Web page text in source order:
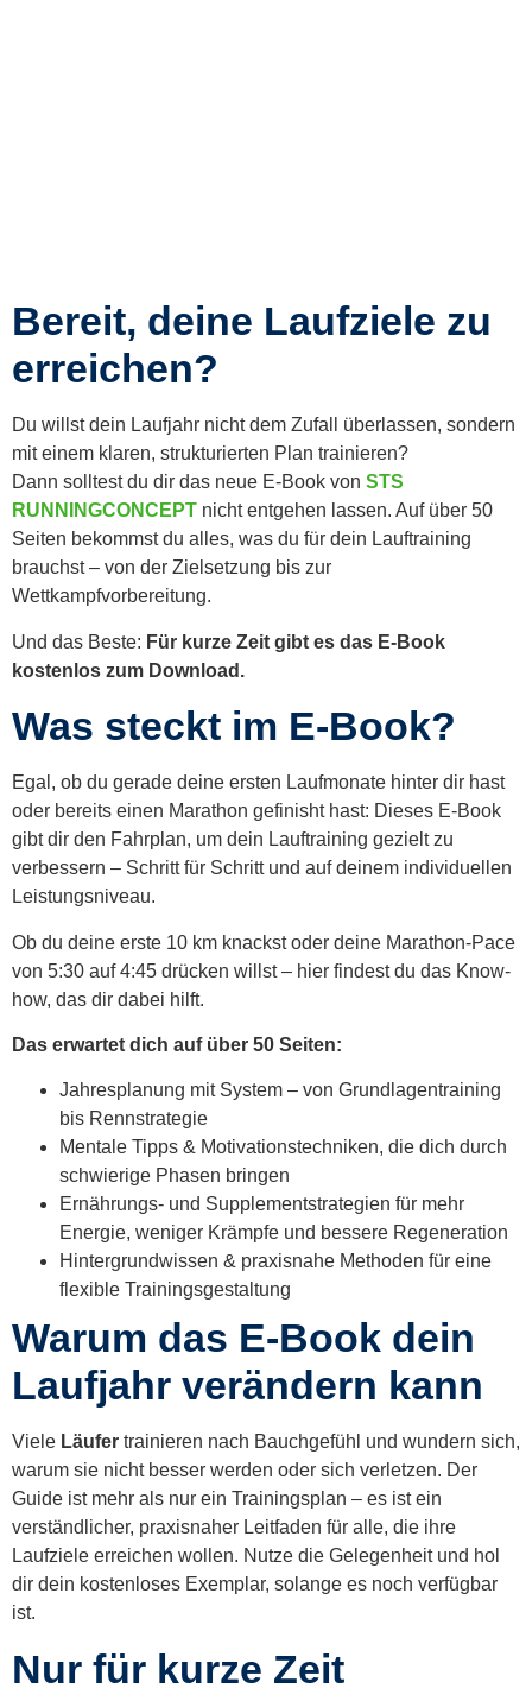
Bereit, deine Laufziele zu
erreichen?
Du willst dein Laufjahr nicht dem Zufall überlassen, sondern
mit einem klaren, strukturierten Plan trainieren?
Dann solltest du dir das neue E-Book von STS
RUNNINGCONCEPT nicht entgehen lassen. Auf über 50
Seiten bekommst du alles, was du für dein Lauftraining
brauchst – von der Zielsetzung bis zur
Wettkampfvorbereitung.
Und das Beste: Für kurze Zeit gibt es das E-Book
kostenlos zum Download.
Was steckt im E-Book?
Egal, ob du gerade deine ersten Laufmonate hinter dir hast
oder bereits einen Marathon gefinisht hast: Dieses E-Book
gibt dir den Fahrplan, um dein Lauftraining gezielt zu
verbessern – Schritt für Schritt und auf deinem individuellen
Leistungsniveau.
Ob du deine erste 10 km knackst oder deine Marathon-Pace
von 5:30 auf 4:45 drücken willst – hier findest du das Know-
how, das dir dabei hilft.
Das erwartet dich auf über 50 Seiten:
Jahresplanung mit System – von Grundlagentraining
bis Rennstrategie
Mentale Tipps & Motivationstechniken, die dich durch
schwierige Phasen bringen
Ernährungs- und Supplementstrategien für mehr
Energie, weniger Krämpfe und bessere Regeneration
Hintergrundwissen & praxisnahe Methoden für eine
flexible Trainingsgestaltung
Warum das E-Book dein
Laufjahr verändern kann
Viele Läufer trainieren nach Bauchgefühl und wundern sich,
warum sie nicht besser werden oder sich verletzen. Der
Guide ist mehr als nur ein Trainingsplan – es ist ein
verständlicher, praxisnaher Leitfaden für alle, die ihre
Laufziele erreichen wollen. Nutze die Gelegenheit und hol
dir dein kostenloses Exemplar, solange es noch verfügbar
ist.
Nur für kurze Zeit